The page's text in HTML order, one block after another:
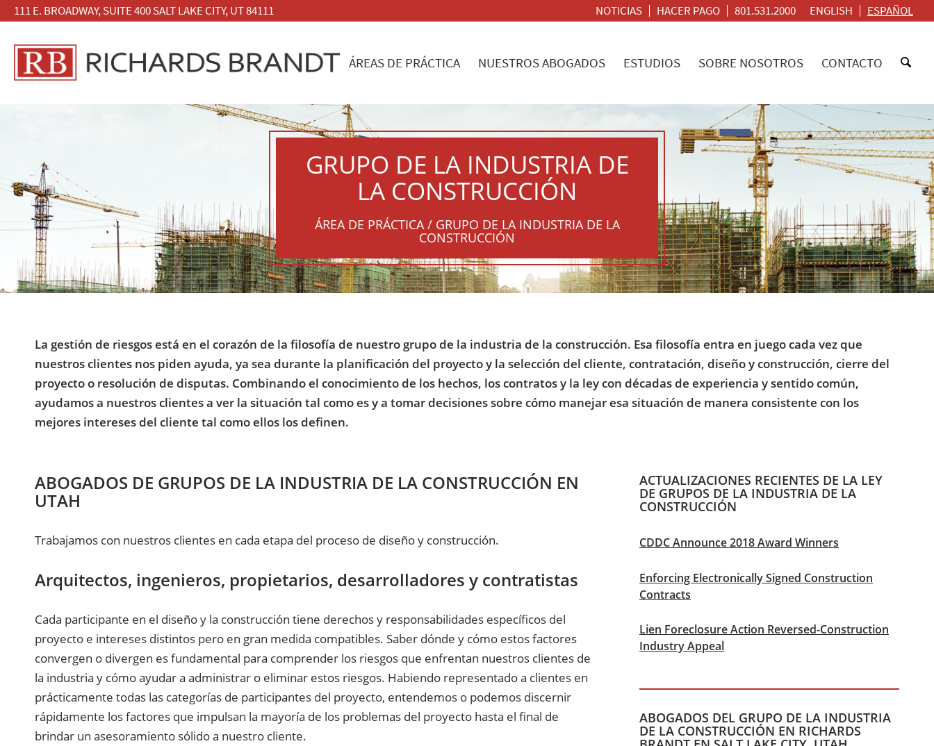
NOTICIAS HACER PAGO 801.531.2000 ENGLISH ESPAÑOL
111 E. BROADWAY, SUITE 400 SALT LAKE CITY, UT 84111
ÁREAS DE PRÁCTICA NUESTROS ABOGADOS ESTUDIOS SOBRE NOSOTROS CONTACTO
GRUPO DE LA INDUSTRIA DE
LA CONSTRUCCIÓN
ÁREA DE PRÁCTICA / GRUPO DE LA INDUSTRIA DE LA
CONSTRUCCIÓN
La gestión de riesgos está en el corazón de la filosofía de nuestro grupo de la industria de la construcción. Esa filosofía entra en juego cada vez que
nuestros clientes nos piden ayuda, ya sea durante la planificación del proyecto y la selección del cliente, contratación, diseño y construcción, cierre del
proyecto o resolución de disputas. Combinando el conocimiento de los hechos, los contratos y la ley con décadas de experiencia y sentido común,
ayudamos a nuestros clientes a ver la situación tal como es y a tomar decisiones sobre cómo manejar esa situación de manera consistente con los
mejores intereses del cliente tal como ellos los definen.
ABOGADOS DE GRUPOS DE LA INDUSTRIA DE LA CONSTRUCCIÓN EN
UTAH
Trabajamos con nuestros clientes en cada etapa del proceso de diseño y construcción.
Arquitectos, ingenieros, propietarios, desarrolladores y contratistas
Cada participante en el diseño y la construcción tiene derechos y responsabilidades específicos del
proyecto e intereses distintos pero en gran medida compatibles. Saber dónde y cómo estos factores
convergen o divergen es fundamental para comprender los riesgos que enfrentan nuestros clientes de
la industria y cómo ayudar a administrar o eliminar estos riesgos. Habiendo representado a clientes en
prácticamente todas las categorías de participantes del proyecto, entendemos o podemos discernir
rápidamente los factores que impulsan la mayoría de los problemas del proyecto hasta el final de
brindar un asesoramiento sólido a nuestro cliente.
ACTUALIZACIONES RECIENTES DE LA LEY
DE GRUPOS DE LA INDUSTRIA DE LA
CONSTRUCCIÓN
CDDC Announce 2018 Award Winners
Enforcing Electronically Signed Construction
Contracts
Lien Foreclosure Action Reversed-Construction
Industry Appeal
ABOGADOS DEL GRUPO DE LA INDUSTRIA
DE LA CONSTRUCCIÓN EN RICHARDS